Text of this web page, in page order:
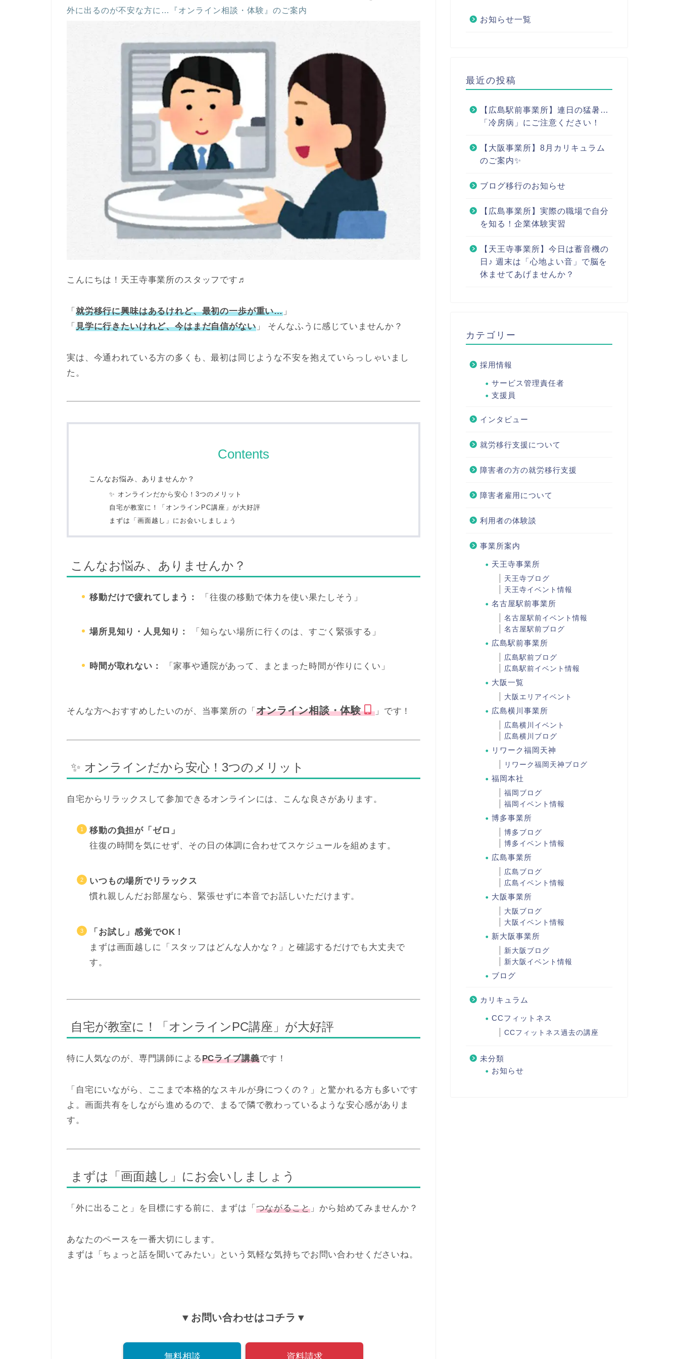
外に出るのが不安な方に…『オンライン相談・体験』のご案内
こんにちは！天王寺事業所のスタッフです♬
「 就労移行に興味はあるけれど、最初の一歩が重い… 」
「 見学に行きたいけれど、今はまだ自信がない」 そんなふうに感じていませんか？
実は、今通われている方の多くも、最初は同じような不安を抱えていらっしゃいまし
た。
Contents
こんなお悩み、ありませんか？
✨ オンラインだから安心！3つのメリット
自宅が教室に！「オンラインPC講座」が大好評
まずは「画面越し」にお会いしましょう
こんなお悩み、ありませんか？
移動だけで疲れてしまう： 「往復の移動で体力を使い果たしそう」
場所見知り・人見知り： 「知らない場所に行くのは、すごく緊張する」
時間が取れない： 「家事や通院があって、まとまった時間が作りにくい」
そんな方へおすすめしたいのが、当事業所の「 オンライン相談・体験 」です！
✨ オンラインだから安心！3つのメリット
自宅からリラックスして参加できるオンラインには、こんな良さがあります。
移動の負担が「ゼロ」
往復の時間を気にせず、その日の体調に合わせてスケジュールを組めます。
いつもの場所でリラックス
慣れ親しんだお部屋なら、緊張せずに本音でお話しいただけます。
「お試し」感覚でOK！
まずは画面越しに「スタッフはどんな人かな？」と確認するだけでも大丈夫で
す。
自宅が教室に！「オンラインPC講座」が大好評
特に人気なのが、専門講師によるPCライブ講義です！
「自宅にいながら、ここまで本格的なスキルが身につくの？」と驚かれる方も多いです
よ。画面共有をしながら進めるので、まるで隣で教わっているような安心感がありま
す。
まずは「画面越し」にお会いしましょう
「外に出ること」を目標にする前に、まずは「 つながること」から始めてみませんか？
あなたのペースを一番大切にします。
まずは「ちょっと話を聞いてみたい」という気軽な気持ちでお問い合わせくださいね。
▼お問い合わせはコチラ▼
無料相談 資料請求
お知らせ一覧
最近の投稿
【広島駅前事業所】連日の猛暑…
「冷房病」にご注意ください！
【大阪事業所】8月カリキュラム
のご案内✨
ブログ移行のお知らせ
【広島事業所】実際の職場で自分
を知る！企業体験実習
【天王寺事業所】今日は蓄音機の
日♪ 週末は「心地よい音」で脳を
休ませてあげませんか？
カテゴリー
採用情報
サービス管理責任者
支援員
インタビュー
就労移行支援について
障害者の方の就労移行支援
障害者雇用について
利用者の体験談
事業所案内
天王寺事業所
天王寺ブログ
天王寺イベント情報
名古屋駅前事業所
名古屋駅前イベント情報
名古屋駅前ブログ
広島駅前事業所
広島駅前ブログ
広島駅前イベント情報
大阪一覧
大阪エリアイベント
広島横川事業所
広島横川イベント
広島横川ブログ
リワーク福岡天神
リワーク福岡天神ブログ
福岡本社
福岡ブログ
福岡イベント情報
博多事業所
博多ブログ
博多イベント情報
広島事業所
広島ブログ
広島イベント情報
大阪事業所
大阪ブログ
大阪イベント情報
新大阪事業所
新大阪ブログ
新大阪イベント情報
ブログ
カリキュラム
CCフィットネス
CCフィットネス過去の講座
未分類
お知らせ